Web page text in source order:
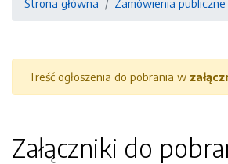
Strona główna Zamówienia publiczne
Treść ogłoszenia do pobrania w
Załączniki do